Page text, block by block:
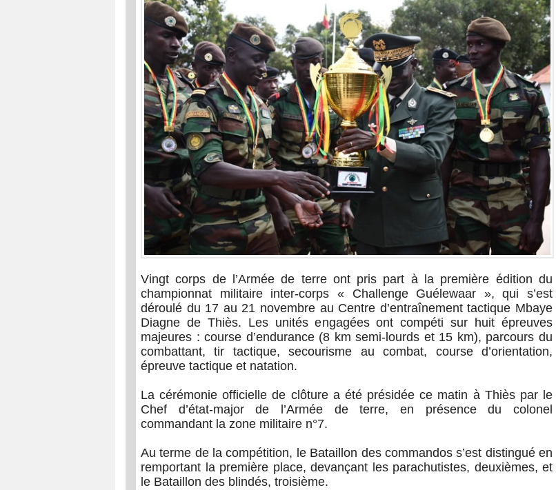
Vingt corps de l’Armée de terre ont pris part à la première édition du
championnat militaire inter-corps « Challenge Guélewaar », qui s’est
déroulé du 17 au 21 novembre au Centre d’entraînement tactique Mbaye
Diagne de Thiès. Les unités engagées ont compéti sur huit épreuves
majeures : course d’endurance (8 km semi-lourds et 15 km), parcours du
combattant, tir tactique, secourisme au combat, course d’orientation,
épreuve tactique et natation.
La cérémonie officielle de clôture a été présidée ce matin à Thiès par le
Chef d’état-major de l’Armée de terre, en présence du colonel
commandant la zone militaire n°7.
Au terme de la compétition, le Bataillon des commandos s’est distingué en
remportant la première place, devançant les parachutistes, deuxièmes, et
le Bataillon des blindés, troisième.